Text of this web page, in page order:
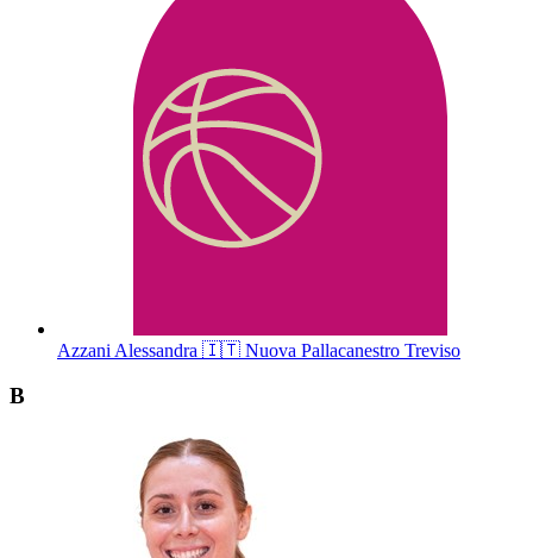
AzzaniAlessandra 🇮🇹 Nuova Pallacanestro Treviso
B